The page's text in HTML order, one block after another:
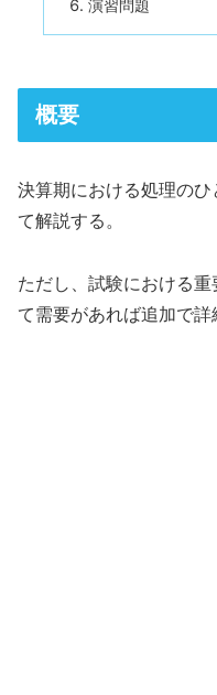
演習問題
概要
決算期における処理の
て解説する。
ただし、試験における
て需要があれば追加で詳